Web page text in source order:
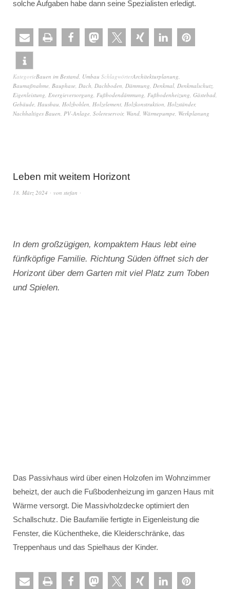
solche Aufgaben habe dann seine Spezialisten erledigt.
KategorieBauen im Bestand, Umbau SchlagwörterArchitekturplanung,
Baumaßnahme, Bauphase, Dach, Dachboden, Dämmung, Denkmal, Denkmalschutz,
Eigenleistung, Energieversorgung, Fußbodendämmung, Fußbodenheizung, Gästebad,
Gebäude, Hausbau, Holzbohlen, Holzelement, Holzkonstruktion, Holzständer,
Nachhaltiges Bauen, PV-Anlage, Solereservoir, Wand, Wärmepumpe, Werkplanung
Leben mit weitem Horizont
18. März 2024 von stefan
In dem großzügigen, kompaktem Haus lebt eine
fünfköpfige Familie. Richtung Süden öffnet sich der
Horizont über dem Garten mit viel Platz zum Toben
und Spielen.
Das Passivhaus wird über einen Holzofen im Wohnzimmer
beheizt, der auch die Fußbodenheizung im ganzen Haus mit
Wärme versorgt. Die Massivholzdecke optimiert den
Schallschutz. Die Baufamilie fertigte in Eigenleistung die
Fenster, die Küchentheke, die Kleiderschränke, das
Treppenhaus und das Spielhaus der Kinder.